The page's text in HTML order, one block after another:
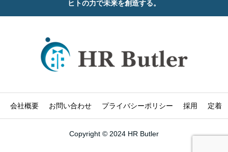
ヒトの力で未来を創造する。
会社概要 お問い合わせ プライバシーポリシー 採用 定着
Copyright © 2024 HR Butler